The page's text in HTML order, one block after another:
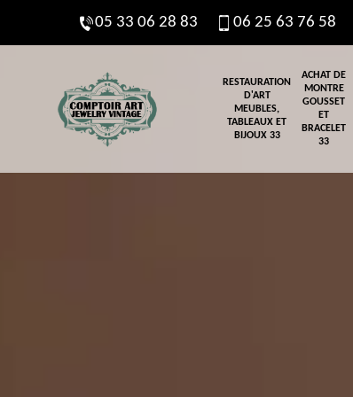
05 33 06 28 83 06 25 63 76 58
RESTAURATION
D'ART
MEUBLES,
TABLEAUX ET
BIJOUX 33
ACHAT DE
MONTRE
GOUSSET
ET
BRACELET
33